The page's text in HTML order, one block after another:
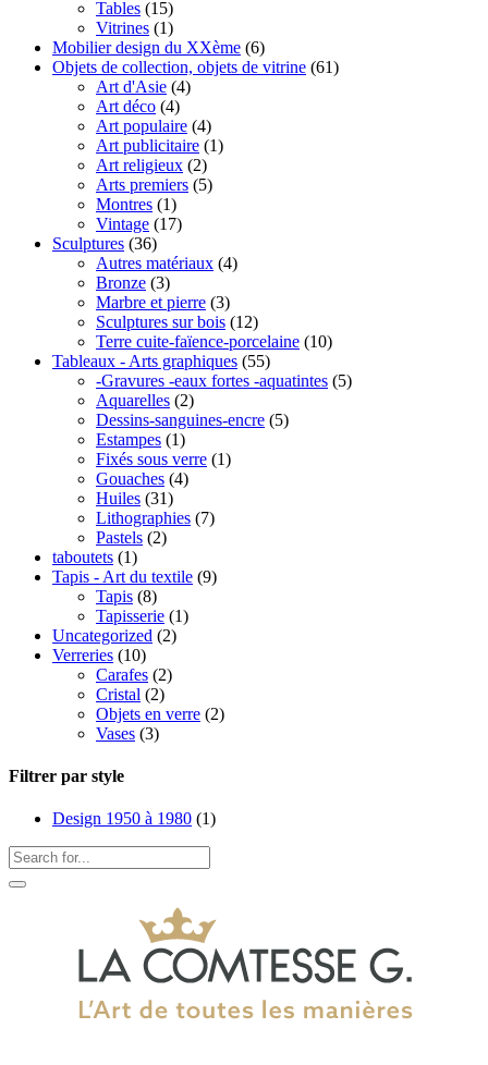
Tables (15)
Vitrines (1)
Mobilier design du XXème (6)
Objets de collection, objets de vitrine (61)
Art d'Asie (4)
Art déco (4)
Art populaire (4)
Art publicitaire (1)
Art religieux (2)
Arts premiers (5)
Montres (1)
Vintage (17)
Sculptures (36)
Autres matériaux (4)
Bronze (3)
Marbre et pierre (3)
Sculptures sur bois (12)
Terre cuite-faïence-porcelaine (10)
Tableaux - Arts graphiques (55)
-Gravures -eaux fortes -aquatintes (5)
Aquarelles (2)
Dessins-sanguines-encre (5)
Estampes (1)
Fixés sous verre (1)
Gouaches (4)
Huiles (31)
Lithographies (7)
Pastels (2)
taboutets (1)
Tapis - Art du textile (9)
Tapis (8)
Tapisserie (1)
Uncategorized (2)
Verreries (10)
Carafes (2)
Cristal (2)
Objets en verre (2)
Vases (3)
Filtrer par style
Design 1950 à 1980 (1)